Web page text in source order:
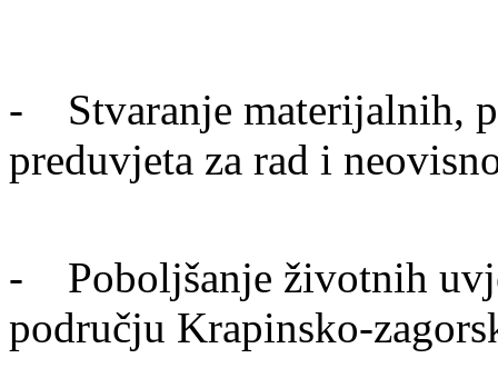
- Stvaranje materijalnih,
preduvjeta za rad i
- Poboljšanje životnih
području Krapinsko-